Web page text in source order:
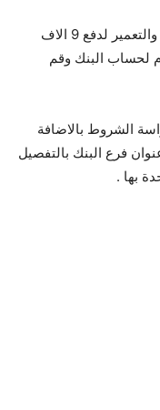
ثم لثيام بالتوجة لاقرب فرع لبنك الاسكان والتعمير لدفع 9 الاف
مصريا رسوم لحساب البنك وقم
الشروط بالاضافة
فرع البنك بالتفصيل
بها .